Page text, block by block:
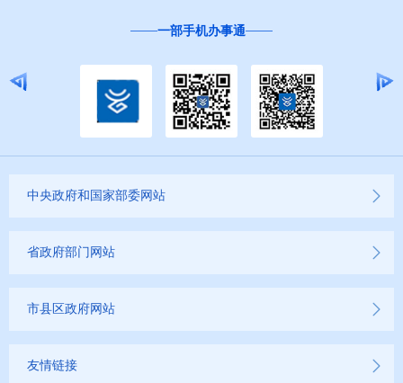
一部手机办事通
中央政府和国家部委网站
省政府部门网站
市县区政府网站
友情链接